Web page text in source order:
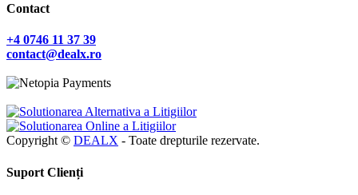
Contact
+4 0746 11 37 39
contact@dealx.ro
Copyright © DEALX - Toate drepturile rezervate.
Suport Clienți